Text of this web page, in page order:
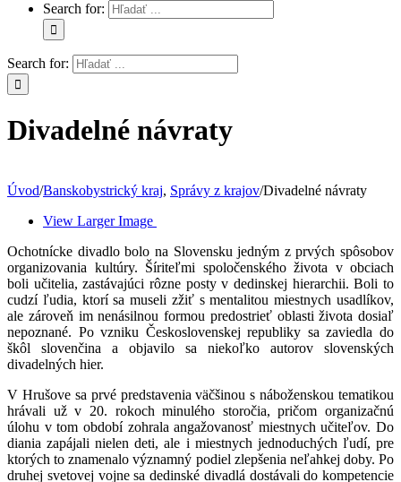
Search for:
Search for:
Divadelné návraty
Úvod/Banskobystrický kraj, Správy z krajov/Divadelné návraty
View Larger Image
Ochotnícke divadlo bolo na Slovensku jedným z prvých spôsobov
organizovania kultúry. Šíriteľmi spoločenského života v obciach
boli učitelia, zastávajúci rôzne posty v dedinskej hierarchii. Boli to
cudzí ľudia, ktorí sa museli zžiť s mentalitou miestnych usadlíkov,
ale zároveň im nenásilnou formou predostrieť oblasti života dosiaľ
nepoznané. Po vzniku Československej republiky sa zaviedla do
škôl slovenčina a objavilo sa niekoľko autorov slovenských
divadelných hier.
V Hrušove sa prvé predstavenia väčšinou s náboženskou tematikou
hrávali už v 20. rokoch minulého storočia, pričom organizačnú
úlohu v tom období zohrala angažovanosť miestnych učiteľov. Do
diania zapájali nielen deti, ale i miestnych jednoduchých ľudí, pre
ktorých to znamenalo významný podiel zlepšenia neľahkej doby. Po
druhej svetovej vojne sa dedinské divadlá dostávali do kompetencie